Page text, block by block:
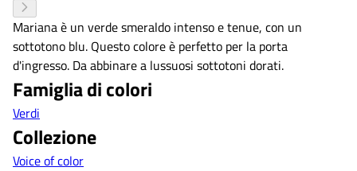
Mariana è un verde smeraldo intenso e tenue, con un
sottotono blu. Questo colore è perfetto per la porta
d'ingresso. Da abbinare a lussuosi sottotoni dorati.
Famiglia di colori
Verdi
Collezione
Voice of color